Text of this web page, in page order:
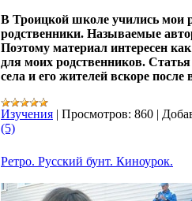
В Троицкой школе учились мои
родственники. Называемые
Поэтому материал интересен
для моих родственников.
села и его жителей вскоре после
Изучения | Просмотров: 860 |
(5)
Ретро. Русский бунт. Киноурок.